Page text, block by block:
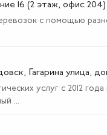
16 (2 этаж, офис 204)
с помощью
Гагарина улица,
услуг с 2012
...